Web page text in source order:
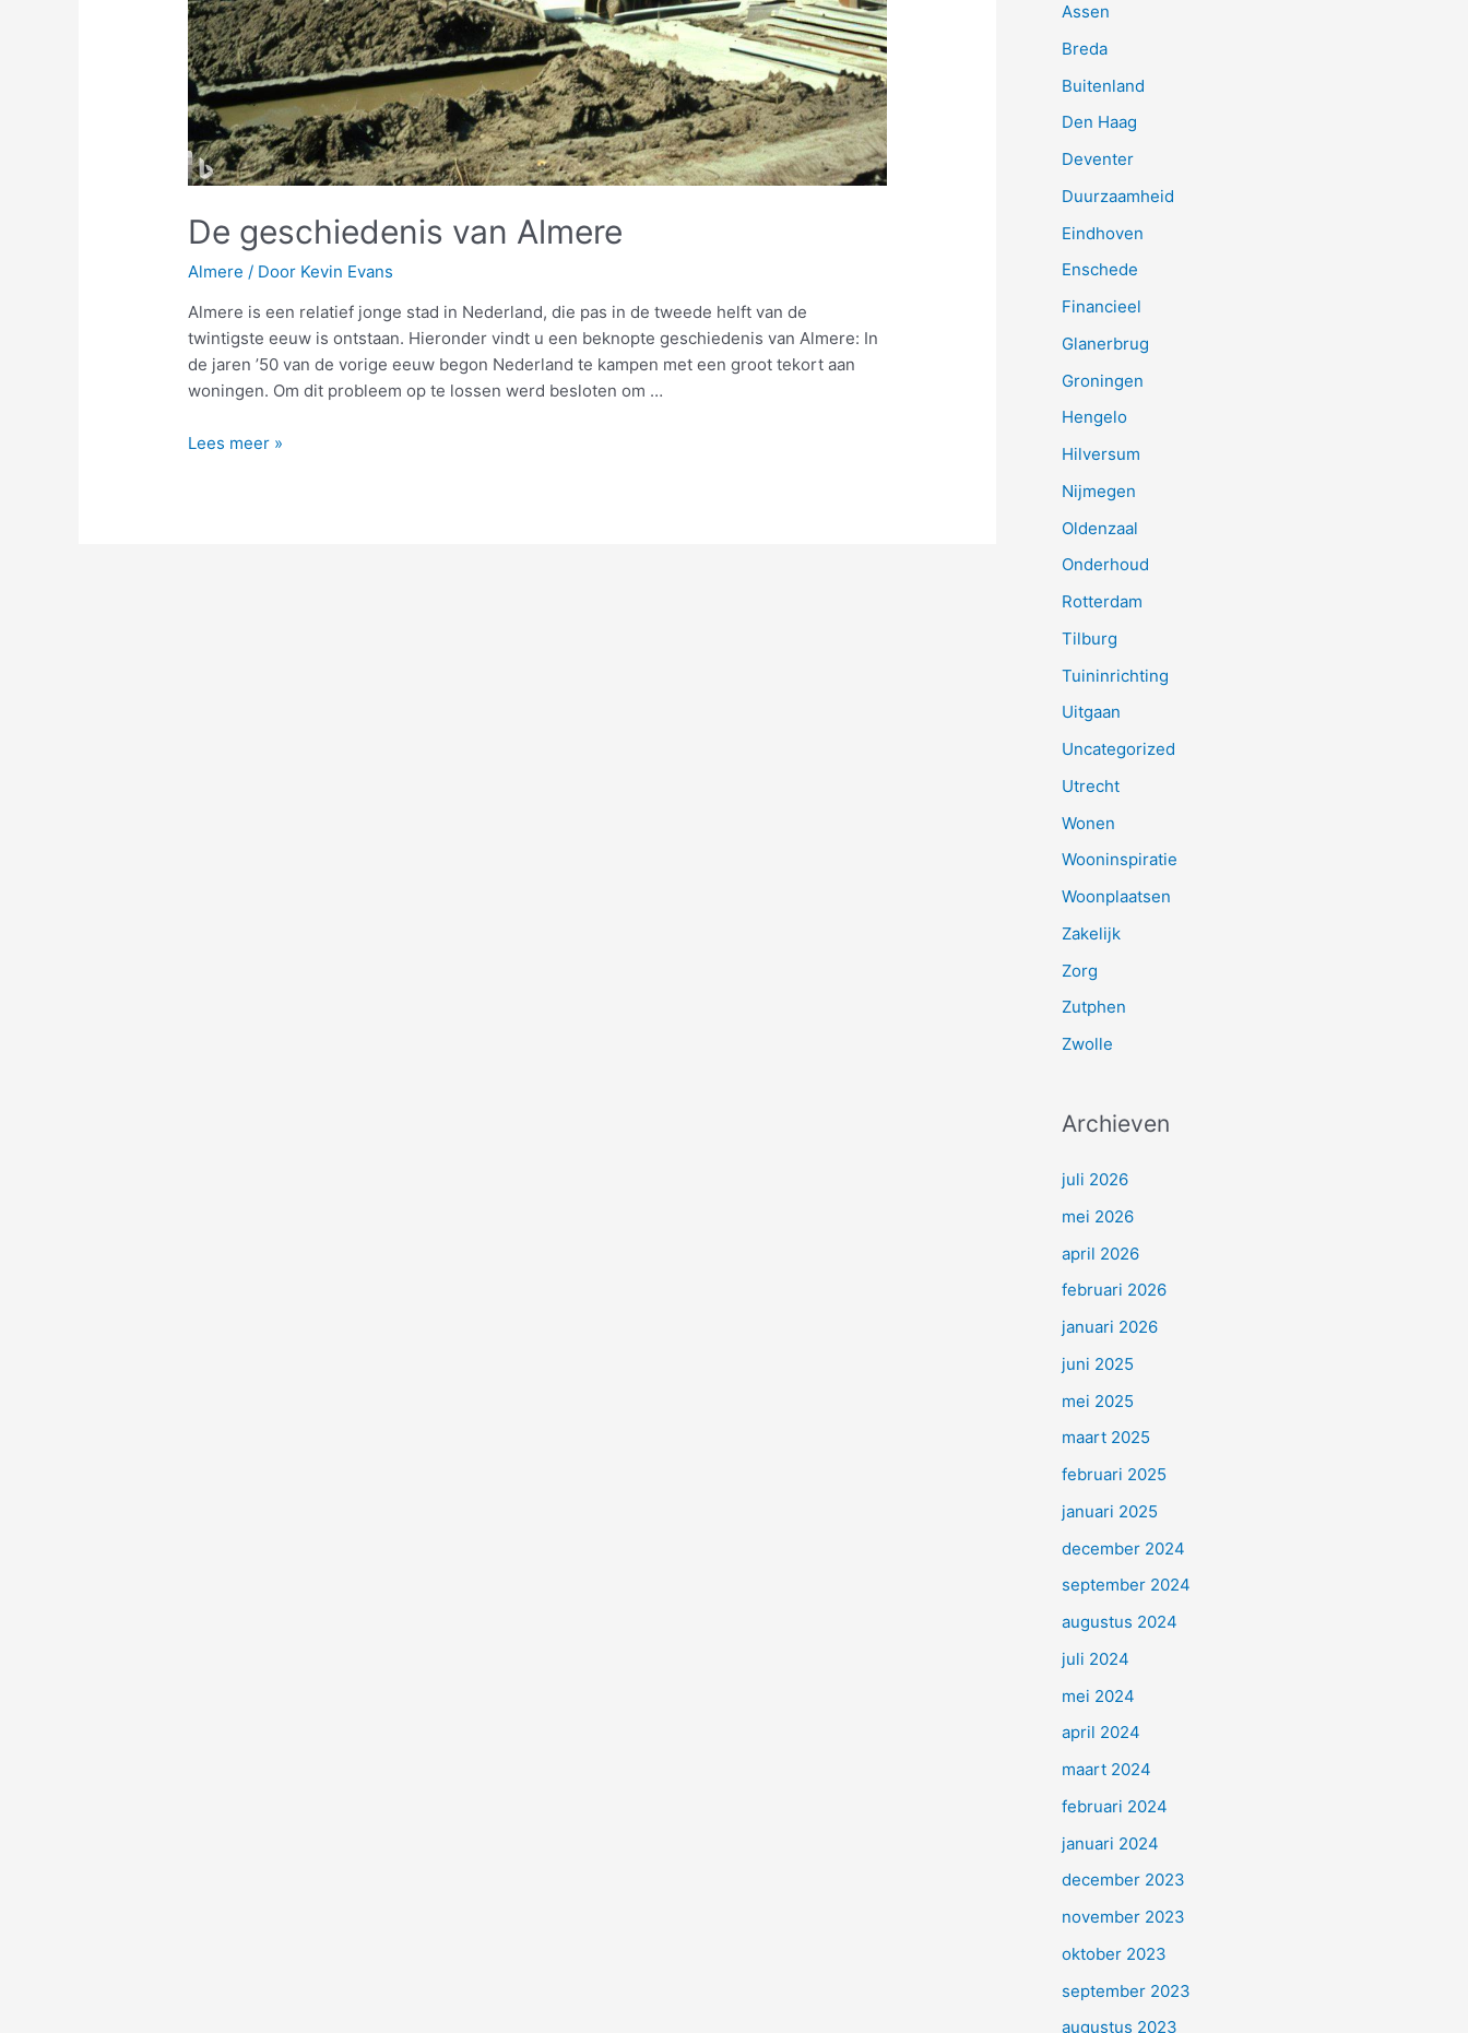
De geschiedenis van Almere
Almere / Door Kevin Evans
Almere is een relatief jonge stad in Nederland, die pas in de tweede helft van de
twintigste eeuw is ontstaan. Hieronder vindt u een beknopte geschiedenis van Almere: In
de jaren ’50 van de vorige eeuw begon Nederland te kampen met een groot tekort aan
woningen. Om dit probleem op te lossen werd besloten om …
De
Lees meer »
Assen
Breda
Buitenland
Den Haag
Deventer
Duurzaamheid
Eindhoven
Enschede
Financieel
Glanerbrug
Groningen
Hengelo
Hilversum
Nijmegen
Oldenzaal
Onderhoud
Rotterdam
Tilburg
Tuininrichting
Uitgaan
Uncategorized
Utrecht
Wonen
Wooninspiratie
Woonplaatsen
Zakelijk
Zorg
Zutphen
Zwolle
Archieven
juli 2026
mei 2026
april 2026
februari 2026
januari 2026
juni 2025
mei 2025
maart 2025
februari 2025
januari 2025
december 2024
september 2024
augustus 2024
juli 2024
mei 2024
april 2024
maart 2024
februari 2024
januari 2024
december 2023
november 2023
oktober 2023
september 2023
augustus 2023